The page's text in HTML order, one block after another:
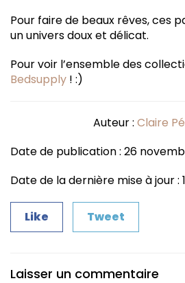
Pour faire de beaux rêves, ces
un univers doux et délicat.
Pour voir l’ensemble des
Bedsupply ! :)
Auteur : Claire
Date de publication : 26
Date de la dernière mise à jour :
Like Tweet
Laisser un commentaire